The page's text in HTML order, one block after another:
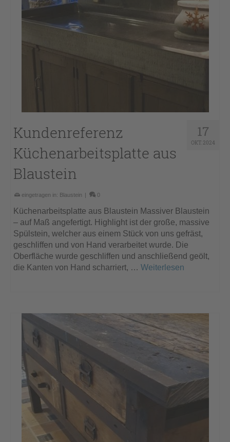
17
OKT. 2024
Kundenreferenz
Küchenarbeitsplatte aus
Blaustein
eingetragen in: Blaustein | 0
Küchenarbeitsplatte aus Blaustein Massiver Blaustein
– auf Maß angefertigt. Highlight ist der große, massive
Spülstein, welcher aus einem Stück von uns gefräst,
geschliffen und von Hand verarbeitet wurde. Die
Oberfläche wurde geschliffen und anschließend geölt,
die Kanten von Hand scharriert, … Weiterlesen